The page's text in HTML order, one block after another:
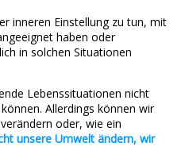
inneren Einstellung zu tun, mit
haben oder
in solchen Situationen
Lebenssituationen nicht
Allerdings können wir
oder, wie ein
unsere Umwelt ändern, wir